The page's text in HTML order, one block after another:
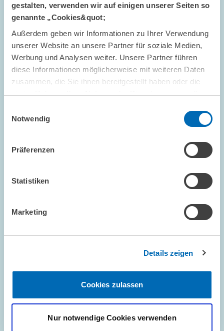
gestalten, verwenden wir auf einigen unserer Seiten so
genannte „Cookies&quot;
Außerdem geben wir Informationen zu Ihrer Verwendung
unserer Website an unsere Partner für soziale Medien,
Werbung und Analysen weiter. Unsere Partner führen
diese Informationen möglicherweise mit weiteren Daten
zusammen, die Sie ihnen bereitgestellt haben oder die
sie im Rahmen Ihrer Nutzung der Dienste gesammelt
Notwendig
Präferenzen
Statistiken
Marketing
Details zeigen
Cookies zulassen
Nur notwendige Cookies verwenden
KONJUNKTURPROGNOSE
KONJUNKTURINDIKATOR
FORSCHUNG // 20.02.2001
ZEW-Finanzmarkttest: Bei den
Konjunkturerwartungen geht es weiter
einem Minus von 6,1 Punkten.Gegenüber dem Vormonat ist dies
KONJUNKTURINDIKATOR
Mängel in der Dualen Berufausbildung:
Fachkräfte haben wenig Chancen bei
techologieintensiven Dienstleistern
Fachkräfte mit einer abgeschlossenen Lehre haben in